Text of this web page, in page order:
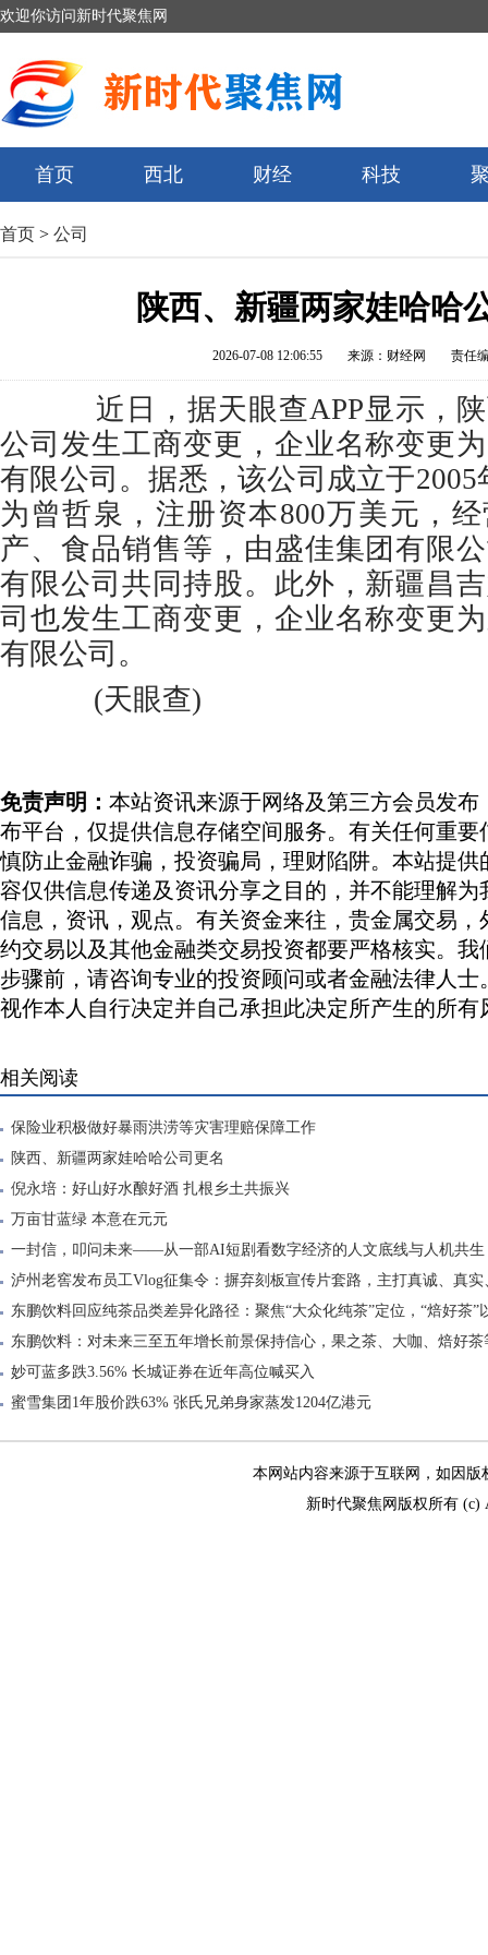
欢迎你访问新时代聚焦网
首页 西北 财经 科技
首页 > 公司
陕西、新疆两家娃哈哈
2026-07-08 12:06:55 来源：财经网 责任
近日，据天眼查APP显示，陕
公司发生工商变更，企业名称变更
有限公司。据悉，该公司成立于
为曾哲泉，注册资本800万美元，
产、食品销售等，由盛佳集团有限
有限公司共同持股。此外，新疆昌
司也发生工商变更，企业名称变更
有限公司。
(天眼查)
免责声明： 本站资讯来源于网络及第三方会员发
布平台，仅提供信息存储空间服务。有关任何重
慎防止金融诈骗，投资骗局，理财陷阱。本站提
容仅供信息传递及资讯分享之目的，并不能理解
信息，资讯，观点。有关资金来往，贵金属交易
约交易以及其他金融类交易投资都要严格核实。
步骤前，请咨询专业的投资顾问或者金融法律人
视作本人自行决定并自己承担此决定所产生的所有
相关阅读
保险业积极做好暴雨洪涝等灾害理赔保障工作
陕西、新疆两家娃哈哈公司更名
倪永培：好山好水酿好酒 扎根乡土共振兴
万亩甘蓝绿 本意在元元
一封信，叩问未来——从一部AI短剧看数字经济的人文底线与人机共生
泸州老窖发布员工Vlog征集令：摒弃刻板宣传片套路，主打真诚、真实
东鹏饮料回应纯茶品类差异化路径：聚焦“大众化纯茶”定位，“焙好茶”
东鹏饮料：对未来三至五年增长前景保持信心，果之茶、大咖、焙好
妙可蓝多跌3.56% 长城证券在近年高位喊买入
蜜雪集团1年股价跌63% 张氏兄弟身家蒸发1204亿港元
本网站内容来源于互联网，如因版
新时代聚焦网版权所有 (c)